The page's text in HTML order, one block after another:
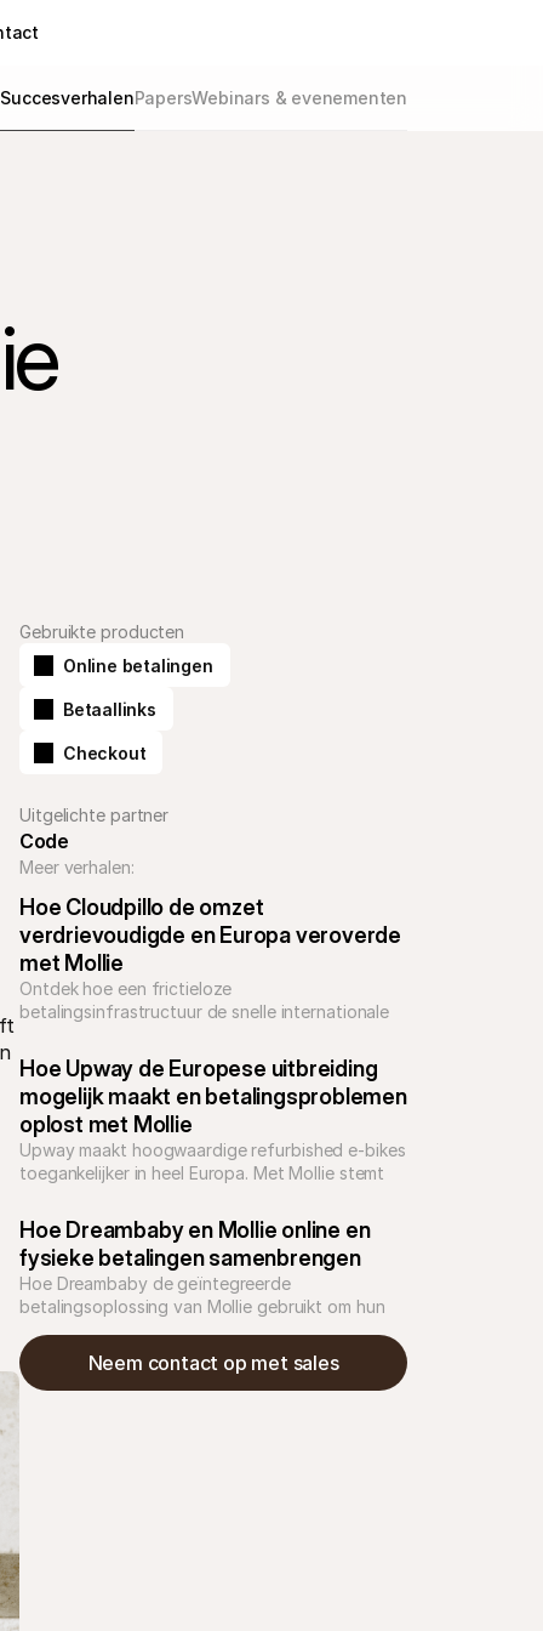
SuccesverhalenPapersWebinars & evenementen
Gebruikte producten
Online betalingen
Betaallinks
Checkout
Uitgelichte partner
Code
Meer verhalen:
Hoe Cloudpillo de omzet
verdrievoudigde en Europa veroverde
met Mollie
Ontdek hoe een frictieloze
betalingsinfrastructuur de snelle internationale
Hoe Upway de Europese uitbreiding
mogelijk maakt en betalingsproblemen
oplost met Mollie
Upway maakt hoogwaardige refurbished e-bikes
toegankelijker in heel Europa. Met Mollie stemt
betaalvoorkeuren, bouwt het vertrouwen op en
versnelt het verdere groei.
Hoe Dreambaby en Mollie online en
fysieke betalingen samenbrengen
Hoe Dreambaby de geïntegreerde
betalingsoplossing van Mollie gebruikt om hun
verbindenNeem contact op met sales